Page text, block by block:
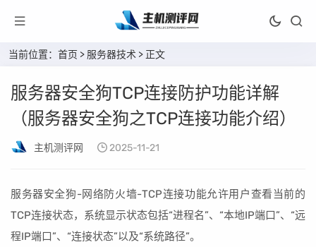
当前位置： 首页 > 服务器技术 > 正文
服务器安全狗TCP连接防护功能详解
（服务器安全狗之TCP连接功能介绍）
主机测评网 2025-11-21
服务器安全狗-网络防火墙-TCP连接功能允许用户查看当前的
TCP连接状态，系统显示状态包括“进程名”、“本地IP端口”、“远
程IP端口”、“连接状态”以及“系统路径”。